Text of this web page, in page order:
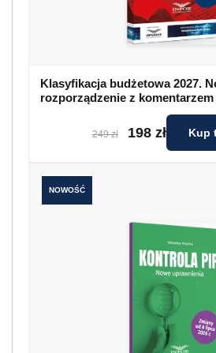
Klasyfikacja budżetowa 2027.
rozporządzenie z
249 zł 198 zł Kup
NOWOŚĆ